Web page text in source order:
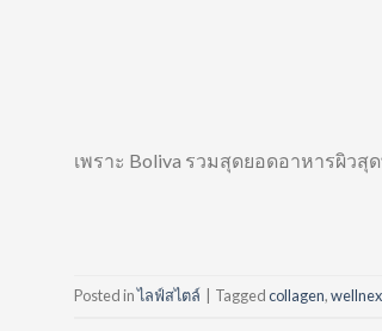
เพราะ Boliva รวมสุดยอดอาหารผิวสุ
Posted inไลฟ์สไตล์ Taggedcollagen,wellnex